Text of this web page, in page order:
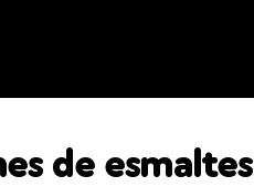
de esmaltes